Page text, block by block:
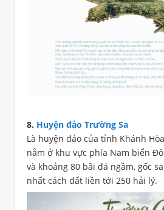
8. Huyện đảo Trường Sa
Là huyện đảo của tỉnh Khánh
nằm ở khu vực phía Nam biển
và khoảng 80 bãi đá ngầm, gốc
nhất cách đất liền tới 250 hải lý.